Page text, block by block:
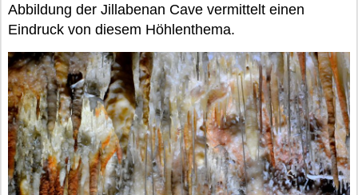
Abbildung der Jillabenan Cave vermittelt einen
Eindruck von diesem Höhlenthema.